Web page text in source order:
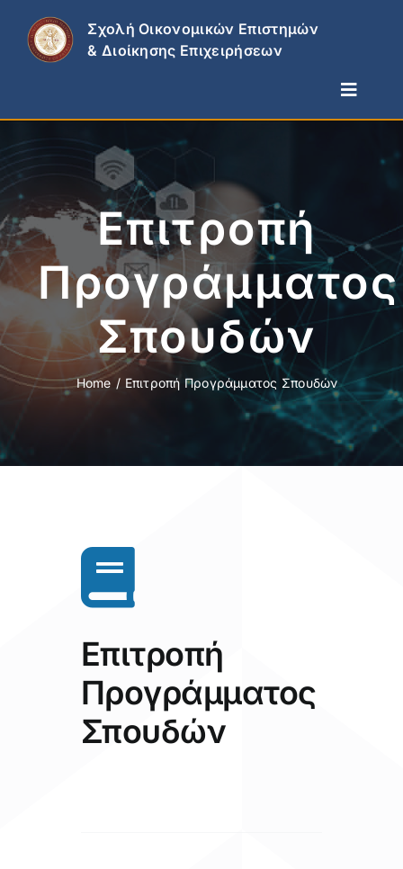
content
Σχολή Οικονομικών Επιστημών
& Διοίκησης Επιχειρήσεων
Toggle
Τμήματα
Σπουδές & Έρευνα
Επικαιρότητα
Επικοινωνία
Επιτροπή
Προγράμματος
Σπουδών
Home Επιτροπή Προγράμματος Σπουδών
Επιτροπή
Προγράμματος
Σπουδών